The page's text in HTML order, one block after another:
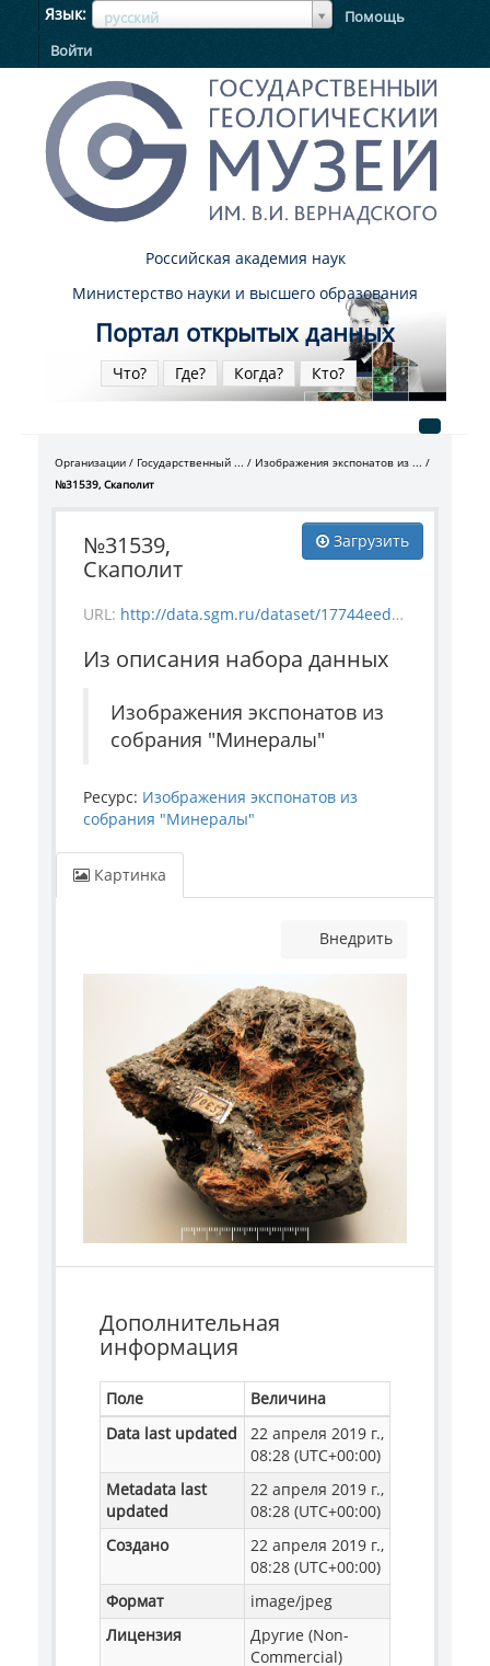
Язык русский
ЯзыкЯзык
Помощь
Войти
Российская академия наук
Министерство науки и высшего образования
Портал открытых данных
Что? Где? Когда? Кто?
Организации Государственный ...
Изображения экспонатов из ...
№31539, Скаполит
Загрузить
№31539,
Скаполит
URL: http://data.sgm.ru/dataset/17744eed-27fa-4a9a-bc72-4e657fa570af/resource/ef44466b-eacf-42ff-bdab-941307306687/download/mineral_31539.jpg
Из описания набора данных
Изображения экспонатов из
собрания "Минералы"
Ресурс: Изображения экспонатов из
собрания "Минералы"
Картинка
Внедрить
Дополнительная
информация
Поле
Величина
Data last updated
22 апреля 2019 г.,
08:28 (UTC+00:00)
Metadata last
updated
22 апреля 2019 г.,
08:28 (UTC+00:00)
Создано
22 апреля 2019 г.,
08:28 (UTC+00:00)
Формат
image/jpeg
Лицензия
Другие (Non-
Commercial)